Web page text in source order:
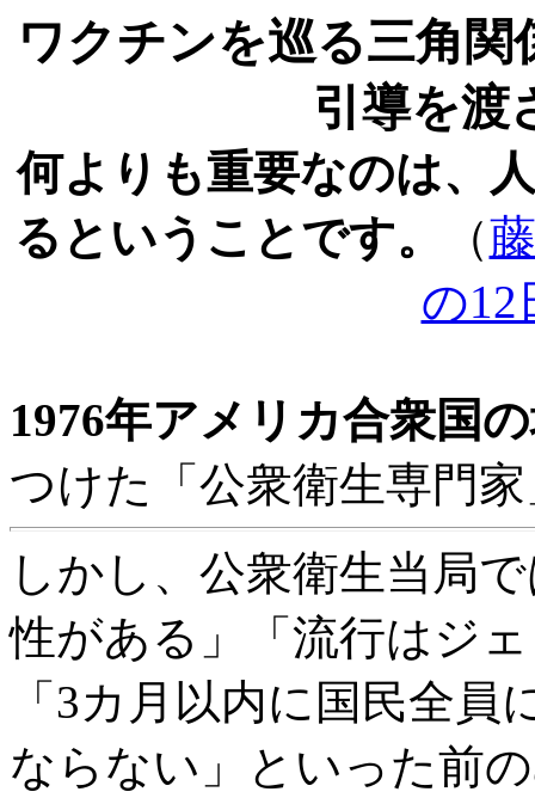
ワクチンを巡る三角関
引導を渡
何よりも重要なのは、
るということです。
（
の12
1976年アメリカ合衆国
つけた「公衆衛生専門
しかし、公衆衛生当局
性がある」「流行はジ
「3カ月以内に国民全
ならない」といった前